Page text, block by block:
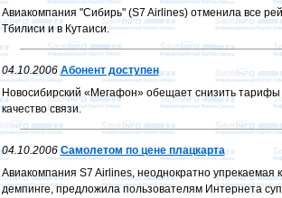
Авиакомпания "Сибирь" (S7 Airlines) отменила все
Тбилиси и в Кутаиси.
04.10.2006 Абонент доступен
Новосибирский «Мегафон» обещает снизить тарифы
качество связи.
04.10.2006 Самолетом по цене плацкарта
Авиакомпания S7 Airlines, неоднократно упрекаемая
демпинге, предложила пользователям Интернета